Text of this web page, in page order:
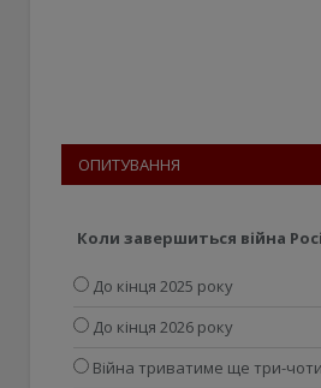
ОПИТУВАННЯ
Коли завершиться війна
До кінця 2025 року
До кінця 2026 року
Війна триватиме ще три-